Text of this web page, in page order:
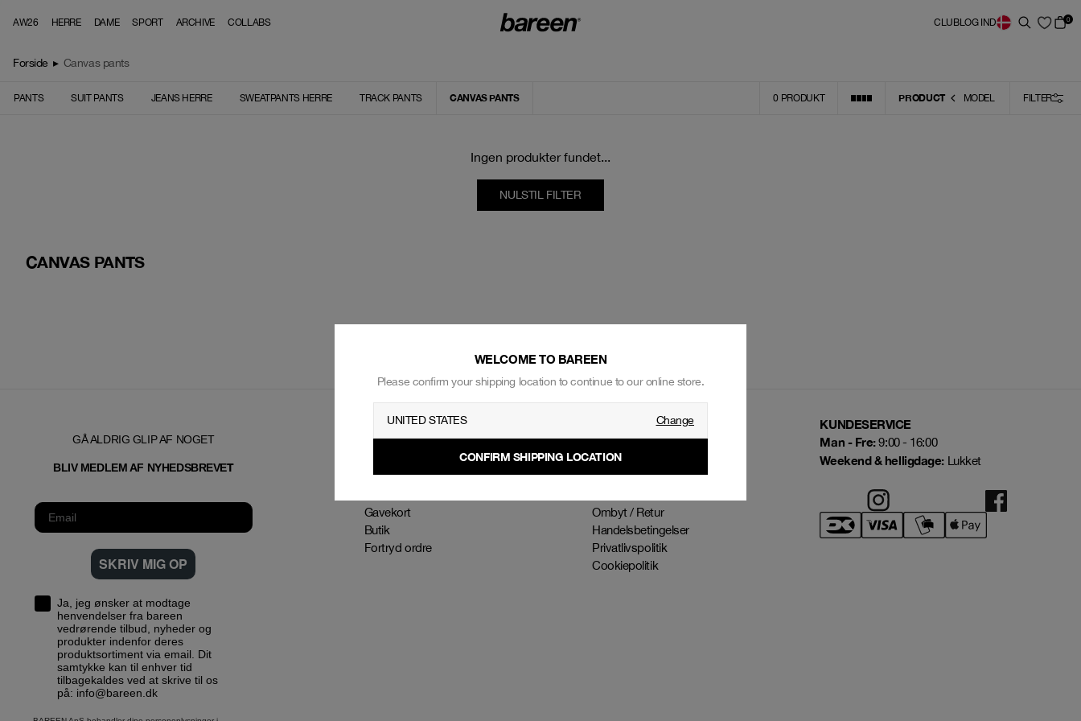
AW26 HERRE DAME SPORT ARCHIVE COLLABS CLUBLOG IND 0
Forside ▸ Canvas pants
PANTS SUIT PANTS JEANS HERRE SWEATPANTS HERRE TRACK PANTS CANVAS PANTS 0 PRODUKT PRODUCT MODEL FILTER
Ingen produkter fundet...
NULSTIL FILTER
CANVAS PANTS
GÅ ALDRIG GLIP AF NOGET
BLIV MEDLEM AF NYHEDSBREVET
SKRIV MIG OP
Ja, jeg ønsker at modtage
henvendelser fra bareen
vedrørende tilbud, nyheder og
produkter indenfor deres
produktsortiment via email. Dit
samtykke kan til enhver tid
tilbagekaldes ved at skrive til os
på: info@bareen.dk
SHOP
Herre
Collab
Gavekort
Butik
Fortryd ordre
INFORMATION
Vores historie
Blog
Kontakt
Ombyt / Retur
Handelsbetingelser
Privatlivspolitik
Cookiepolitik
KUNDESERVICE
Man - Fre:9:00 - 16:00
Weekend & helligdage:Lukket
WELCOME TO BAREEN
Please confirm your shipping location to continue to our online store.
UNITED STATES Change
CONFIRM SHIPPING LOCATION